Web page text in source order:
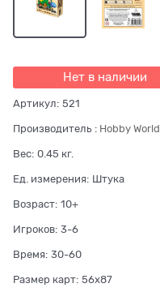
Нет в наличии
Артикул: 521
Производитель : Hobby World
Вес: 0.45 кг.
Ед. измерения: Штука
Возраст: 10+
Игроков: 3-6
Время: 30-60
Размер карт: 56x87